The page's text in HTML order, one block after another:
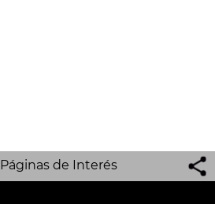
Páginas de Interés